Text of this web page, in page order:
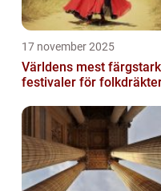
17 november 2025
Världens mest
festivaler för